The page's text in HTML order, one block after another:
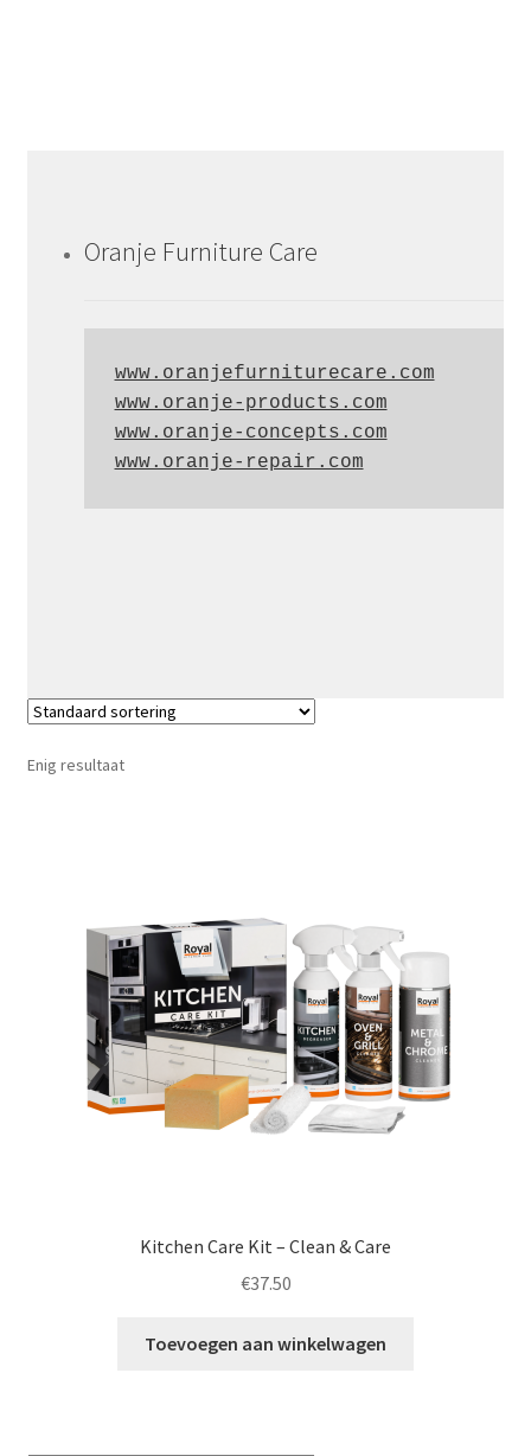
Oranje Furniture Care
www.oranjefurniturecare.com
www.oranje-products.com
www.oranje-concepts.com
www.oranje-repair.com
Enig resultaat
Kitchen Care Kit – Clean & Care
€37.50
Toevoegen aan winkelwagen